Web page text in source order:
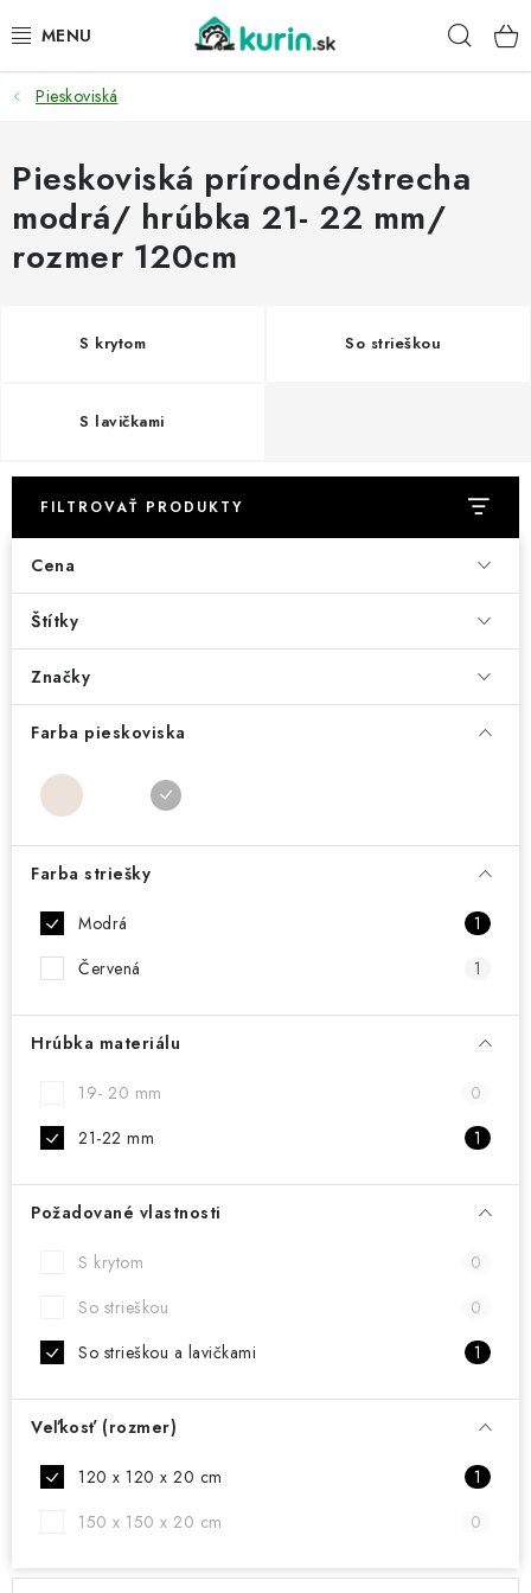
na
PRE HYDINU
PRE PSY
PRE ZAJACE
ZÁHRADA
DOMÁCI WELLNESS
PRE VTÁKY
DARČEKOVÝ POUKAZ
Náš príbeh od začiatku Doprava Kontakt
Blog
Hodnotenie obchodu
Vrátenie, výmena tovaru
Pieskoviská
Pieskoviská prírodné/strecha
modrá/ hrúbka 21- 22 mm/
rozmer 120cm
S krytom So strieškou
S lavičkami
FILTROVAŤ PRODUKTY
Cena
Štítky
Značky
Farba pieskoviska
Farba striešky
Modrá
1
Červená
1
Hrúbka materiálu
19- 20 mm
0
21-22 mm
1
Požadované vlastnosti
S krytom
0
So strieškou
0
So strieškou a lavičkami
1
Veľkosť (rozmer)
120 x 120 x 20 cm
1
150 x 150 x 20 cm
0